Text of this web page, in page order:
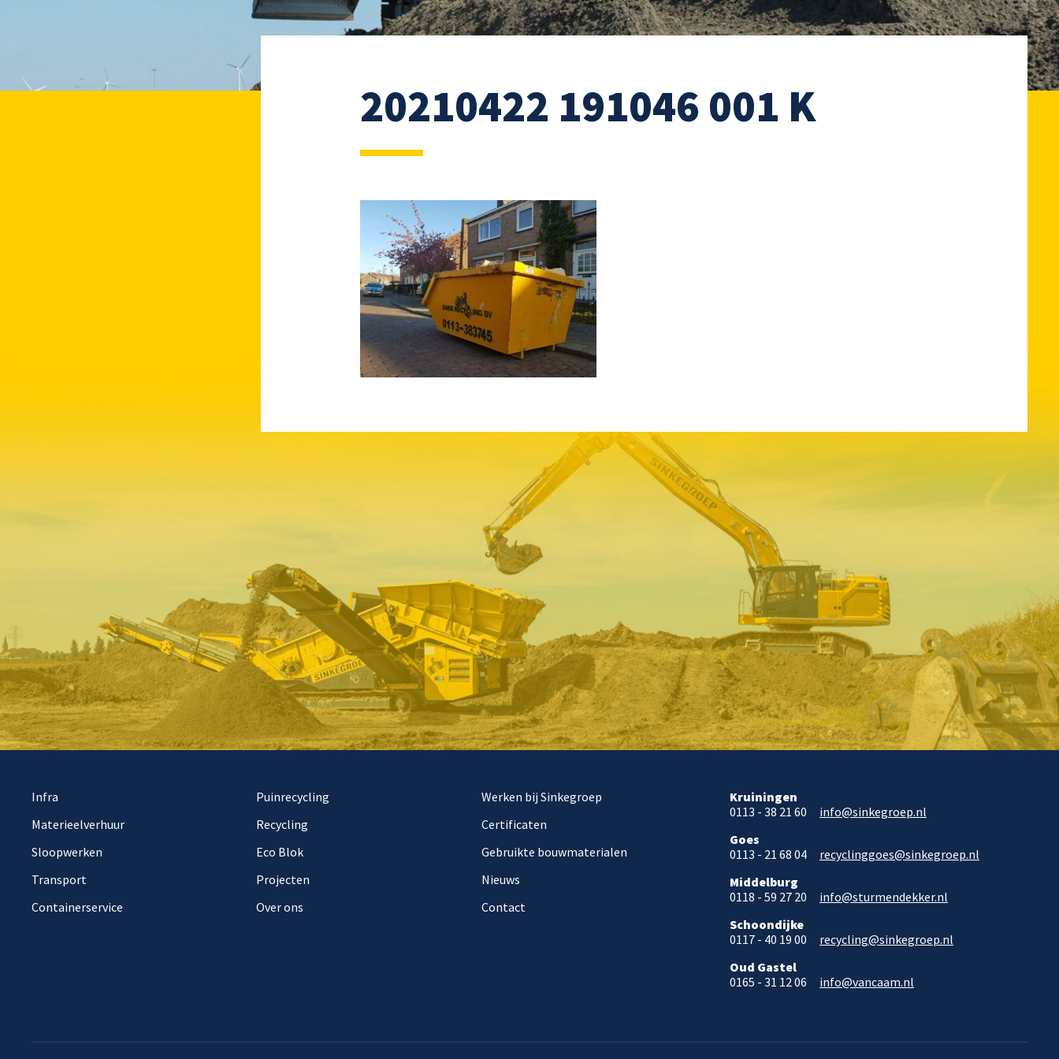
20210422 191046 001 K
Infra
Materieelverhuur
Sloopwerken
Transport
Containerservice
Puinrecycling
Recycling
Eco Blok
Projecten
Over ons
Werken bij Sinkegroep
Certificaten
Gebruikte bouwmaterialen
Nieuws
Contact
Kruiningen
0113 - 38 21 60
info@sinkegroep.nl
Goes
0113 - 21 68 04
recyclinggoes@sinkegroep.nl
Middelburg
0118 - 59 27 20
info@sturmendekker.nl
Schoondijke
0117 - 40 19 00
recycling@sinkegroep.nl
Oud Gastel
0165 - 31 12 06
info@vancaam.nl